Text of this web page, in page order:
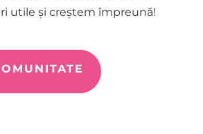
utile și creștem împreună!